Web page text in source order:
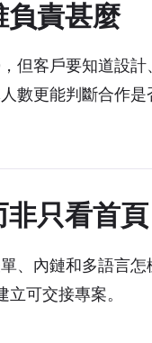
負責甚麼
但客戶要知道設
數更能判斷合作是
非只看首頁
、內鏈和多語言怎
立可交接專案。